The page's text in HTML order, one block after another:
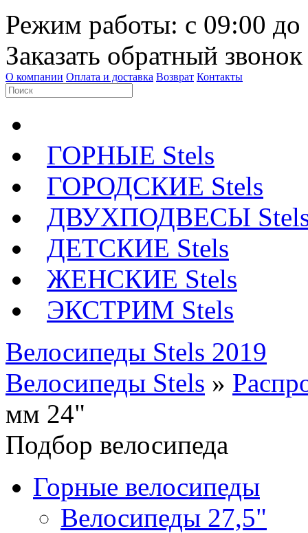
Режим работы: с 09:00 до
Заказать обратный звонок
О компании Оплата и доставка Возврат Контакты
ГОРНЫЕ Stels
ГОРОДСКИЕ Stels
ДВУХПОДВЕСЫ
ДЕТСКИЕ Stels
ЖЕНСКИЕ Stels
ЭКСТРИМ Stels
Велосипеды Stels 2019
Велосипеды Stels »
мм 24"
Подбор велосипеда
Горные велосипеды
Велосипеды 27,5"